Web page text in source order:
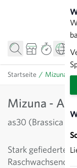
Startseite / Mizuna -
Mizuna -
as30 (Brassica
Stark gefiederte,
Raschwachsend.